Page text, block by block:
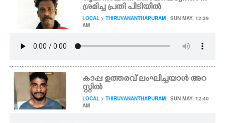
ശ്രമിച്ച പ്രതി പിടിയിൽ
LOCAL > THIRUVANANTHAPURAM | SUN MAY, 12:39
AM
കാപ്പ ഉത്തരവ് ലംഘിച്ചയാൾ അറ
സ്റ്റിൽ
LOCAL > THIRUVANANTHAPURAM | SUN MAY, 12:40
AM